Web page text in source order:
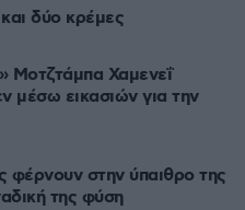
δύο κρέμες
Μοτζτάμπα Χαμενεΐ
μέσω εικασιών για την
φέρνουν στην ύπαιθρο της
της φύση